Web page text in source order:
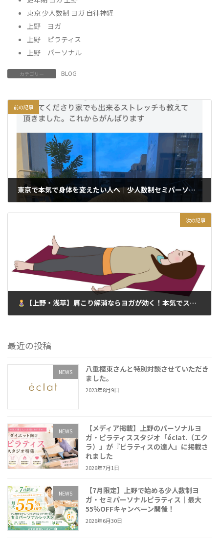
東京 少人数制 ヨガ 自律神経
上野 ヨガ
上野 ピラティス
上野 パーソナル
カテゴリー BLOG
前の記事
東京で本気で身体を変えたい人へ｜少人数制セミパーソナルヨガ＆ピラティス教室エクラの魅力とは？
次の記事
【上野・浅草】肩こり解消ならヨガが効く！本気でスッキリしたい人へ
最近の投稿
NEWS
八重樫東さんと特別対談させていただき
ました。
2023年8月9日
NEWS
【メディア掲載】上野のパーソナルヨ
ガ・ピラティススタジオ「éclat.（エク
ラ）」が『ピラティスの達人』に掲載さ
れました
2026年7月1日
NEWS
【7月限定】上野で始める少人数制ヨ
ガ・セミパーソナルピラティス｜最大
55％OFFキャンペーン開催！
2026年6月30日